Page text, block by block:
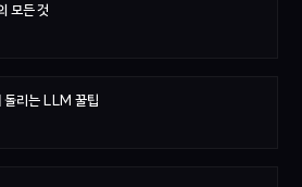
모든 것
돌리는 LLM 꿀팁